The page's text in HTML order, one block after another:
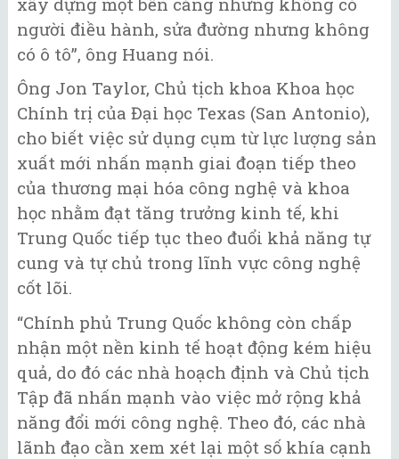
người điều hành, sửa đường nhưng không
có ô tô”, ông Huang nói.
Ông Jon Taylor, Chủ tịch khoa Khoa học
Chính trị của Đại học Texas (San Antonio),
cho biết việc sử dụng cụm từ lực lượng sản
xuất mới nhấn mạnh giai đoạn tiếp theo
của thương mại hóa công nghệ và khoa
học nhằm đạt tăng trưởng kinh tế, khi
Trung Quốc tiếp tục theo đuổi khả năng tự
cung và tự chủ trong lĩnh vực công nghệ
cốt lõi.
“Chính phủ Trung Quốc không còn chấp
nhận một nền kinh tế hoạt động kém hiệu
quả, do đó các nhà hoạch định và Chủ tịch
Tập đã nhấn mạnh vào việc mở rộng khả
năng đổi mới công nghệ. Theo đó, các nhà
lãnh đạo cần xem xét lại một số khía cạnh